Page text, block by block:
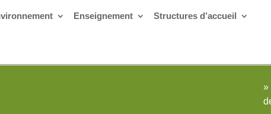
Enseignement Structures d’accueil
»